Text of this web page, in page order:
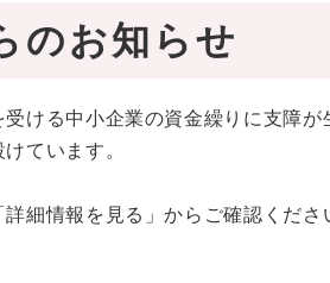
のお知らせ
ける中小企業の資金繰りに支障
ています。
細情報を見る」からご確認くださ